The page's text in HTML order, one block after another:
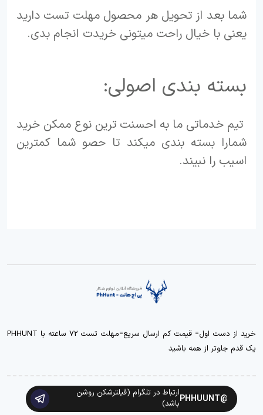
شما بعد از تحویل هر محصول مهلت تست دارید
یعنی با خیال راحت میتونی خریدت انجام بدی.
بسته بندی اصولی:
تیم خدماتی ما به احسنت ترین نوع ممکن خرید
شمارا بسته بندی میکند تا حصو شما کمترین
اسیب را نبیند.
خرید از دست اول= قیمت کم ارسال سریع=مهلت تست 72 ساعته با PHHUNT
یک قدم جلوتر از همه باشید
@PHHUUNT
ارتباط در تلگرام (فیلترشکن روشن
باشد)